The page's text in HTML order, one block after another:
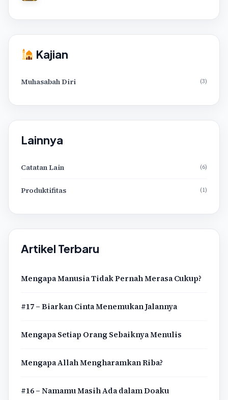
Kajian
Muhasabah Diri (3)
Lainnya
Catatan Lain (6)
Produktifitas (1)
Artikel Terbaru
Mengapa Manusia Tidak Pernah Merasa Cukup?
#17 – Biarkan Cinta Menemukan Jalannya
Mengapa Setiap Orang Sebaiknya Menulis
Mengapa Allah Mengharamkan Riba?
#16 – Namamu Masih Ada dalam Doaku